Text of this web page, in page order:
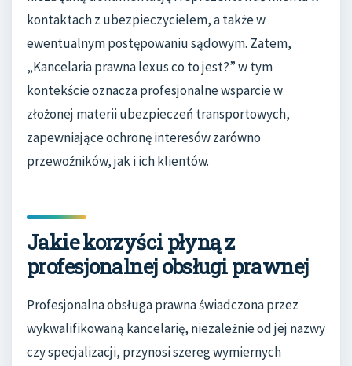
kontaktach z ubezpieczycielem, a także w
ewentualnym postępowaniu sądowym. Zatem,
„Kancelaria prawna lexus co to jest?” w tym
kontekście oznacza profesjonalne wsparcie w
złożonej materii ubezpieczeń transportowych,
zapewniające ochronę interesów zarówno
przewoźników, jak i ich klientów.
Jakie korzyści płyną z
profesjonalnej obsługi prawnej
Profesjonalna obsługa prawna świadczona przez
wykwalifikowaną kancelarię, niezależnie od jej nazwy
czy specjalizacji, przynosi szereg wymiernych